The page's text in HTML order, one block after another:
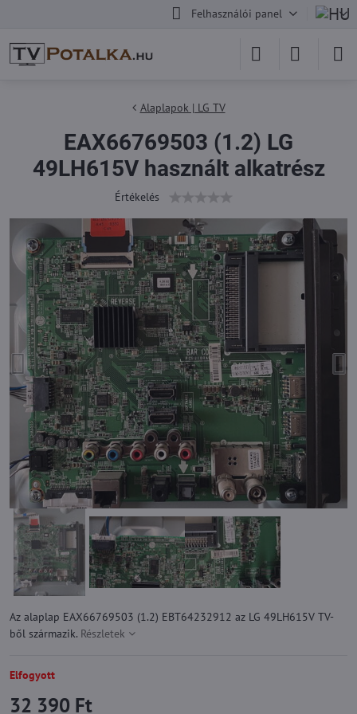
Felhasználói panel
Alaplapok | LG TV
EAX66769503 (1.2) LG
49LH615V használt alkatrész
Értékelés
Az alaplap EAX66769503 (1.2) EBT64232912 az LG 49LH615V TV-
ből származik. Részletek
Elfogyott
32 390 Ft